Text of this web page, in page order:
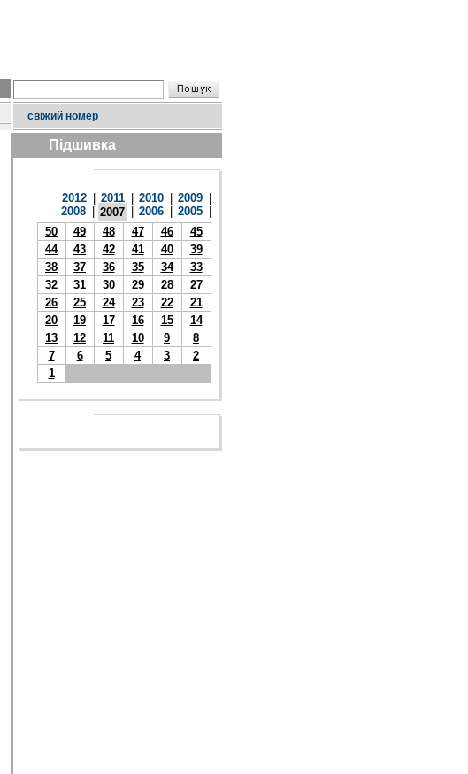
свіжий номер
Підшивка
2012 2011 2010 2009
2008
2007 2006 2005
50
49 48 47 46
45
44
43 42 41 40
39
38
37 36 35 34
33
32
31 30 29 28
27
26
25 24 23 22
21
20
19 17 16 15
14
13
12 11 10 9
8
7
6 5 4 3
2
1